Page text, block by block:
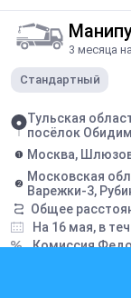
3 месяца
Стандартный
Тульская
посёлок
Москва,
Московская
Варежки-3,
Общее
На 16 мая, в
Комиссия